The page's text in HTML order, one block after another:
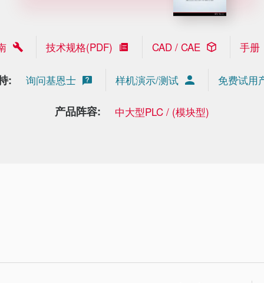
技术规格(PDF) CAD / CAE 手册
: 询问基恩士 样机演示/测试 免费试用
产品阵容: 中大型PLC / (模块型)